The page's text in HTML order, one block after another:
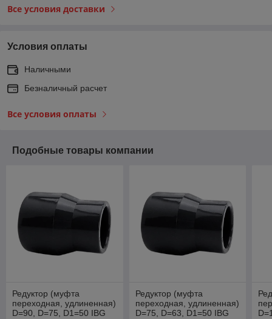
Все условия доставки
Условия оплаты
Наличными
Безналичный расчет
Все условия оплаты
Подобные товары компании
Редуктор (муфта
переходная, удлиненная)
D=90, D=75, D1=50 IBG
Редуктор (муфта
переходная, удлиненная)
D=75, D=63, D1=50 IBG